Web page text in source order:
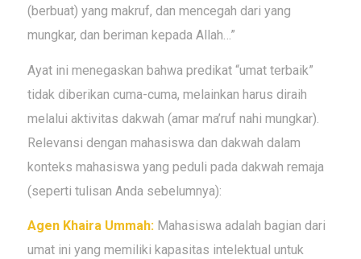
(berbuat) yang makruf, dan mencegah dari yang
mungkar, dan beriman kepada Allah…”
Ayat ini menegaskan bahwa predikat “umat terbaik”
tidak diberikan cuma-cuma, melainkan harus diraih
melalui aktivitas dakwah (amar ma’ruf nahi mungkar).
Relevansi dengan mahasiswa dan dakwah dalam
konteks mahasiswa yang peduli pada dakwah remaja
(seperti tulisan Anda sebelumnya):
Agen Khaira Ummah:Mahasiswa adalah bagian dari
umat ini yang memiliki kapasitas intelektual untuk